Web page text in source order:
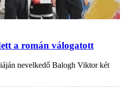
a román válogatott
nevelkedő Balogh Viktor két